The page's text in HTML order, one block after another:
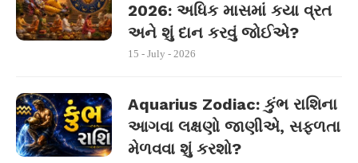
2026: અધિક માસમાં કયા વ્રત
અને શું દાન કરવું જોઈએ?
15 - July - 2026
Aquarius Zodiac: કુંભ રાશિના
આગવા લક્ષણો જાણીએ, સફળતા
મેળવવા શું કરશો?